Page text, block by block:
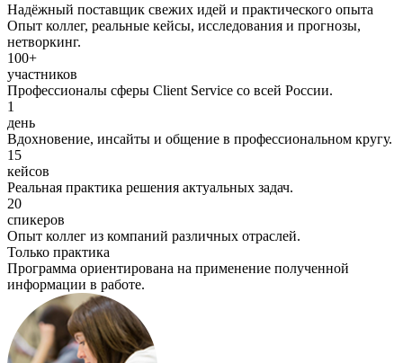
Надёжный поставщик свежих идей и практического опыта
Опыт коллег, реальные кейсы, исследования и прогнозы,
нетворкинг.
100+
участников
Профессионалы сферы Client Service со всей России.
1
день
Вдохновение, инсайты и общение в профессиональном кругу.
15
кейсов
Реальная практика решения актуальных задач.
20
спикеров
Опыт коллег из компаний различных отраслей.
Только практика
Программа ориентирована на применение полученной
информации в работе.